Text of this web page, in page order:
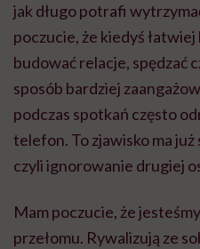
jak długo potrafi
poczucie, że kiedyś
budować relacje, spędzać
sposób bardziej
podczas spotkań często
telefon. To zjawisko ma już
czyli ignorowanie drugiej
Mam poczucie, że
przełomu. Rywalizują ze